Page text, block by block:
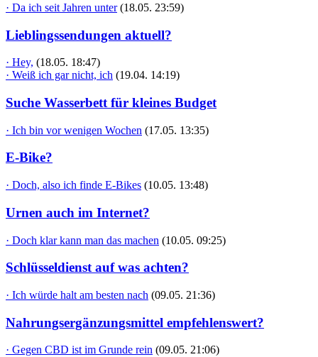
· Da ich seit Jahren unter (18.05. 23:59)
Lieblingssendungen aktuell?
· Hey, (18.05. 18:47)
· Weiß ich gar nicht, ich (19.04. 14:19)
Suche Wasserbett für kleines Budget
· Ich bin vor wenigen Wochen (17.05. 13:35)
E-Bike?
· Doch, also ich finde E-Bikes (10.05. 13:48)
Urnen auch im Internet?
· Doch klar kann man das machen (10.05. 09:25)
Schlüsseldienst auf was achten?
· Ich würde halt am besten nach (09.05. 21:36)
Nahrungsergänzungsmittel empfehlenswert?
· Gegen CBD ist im Grunde rein (09.05. 21:06)